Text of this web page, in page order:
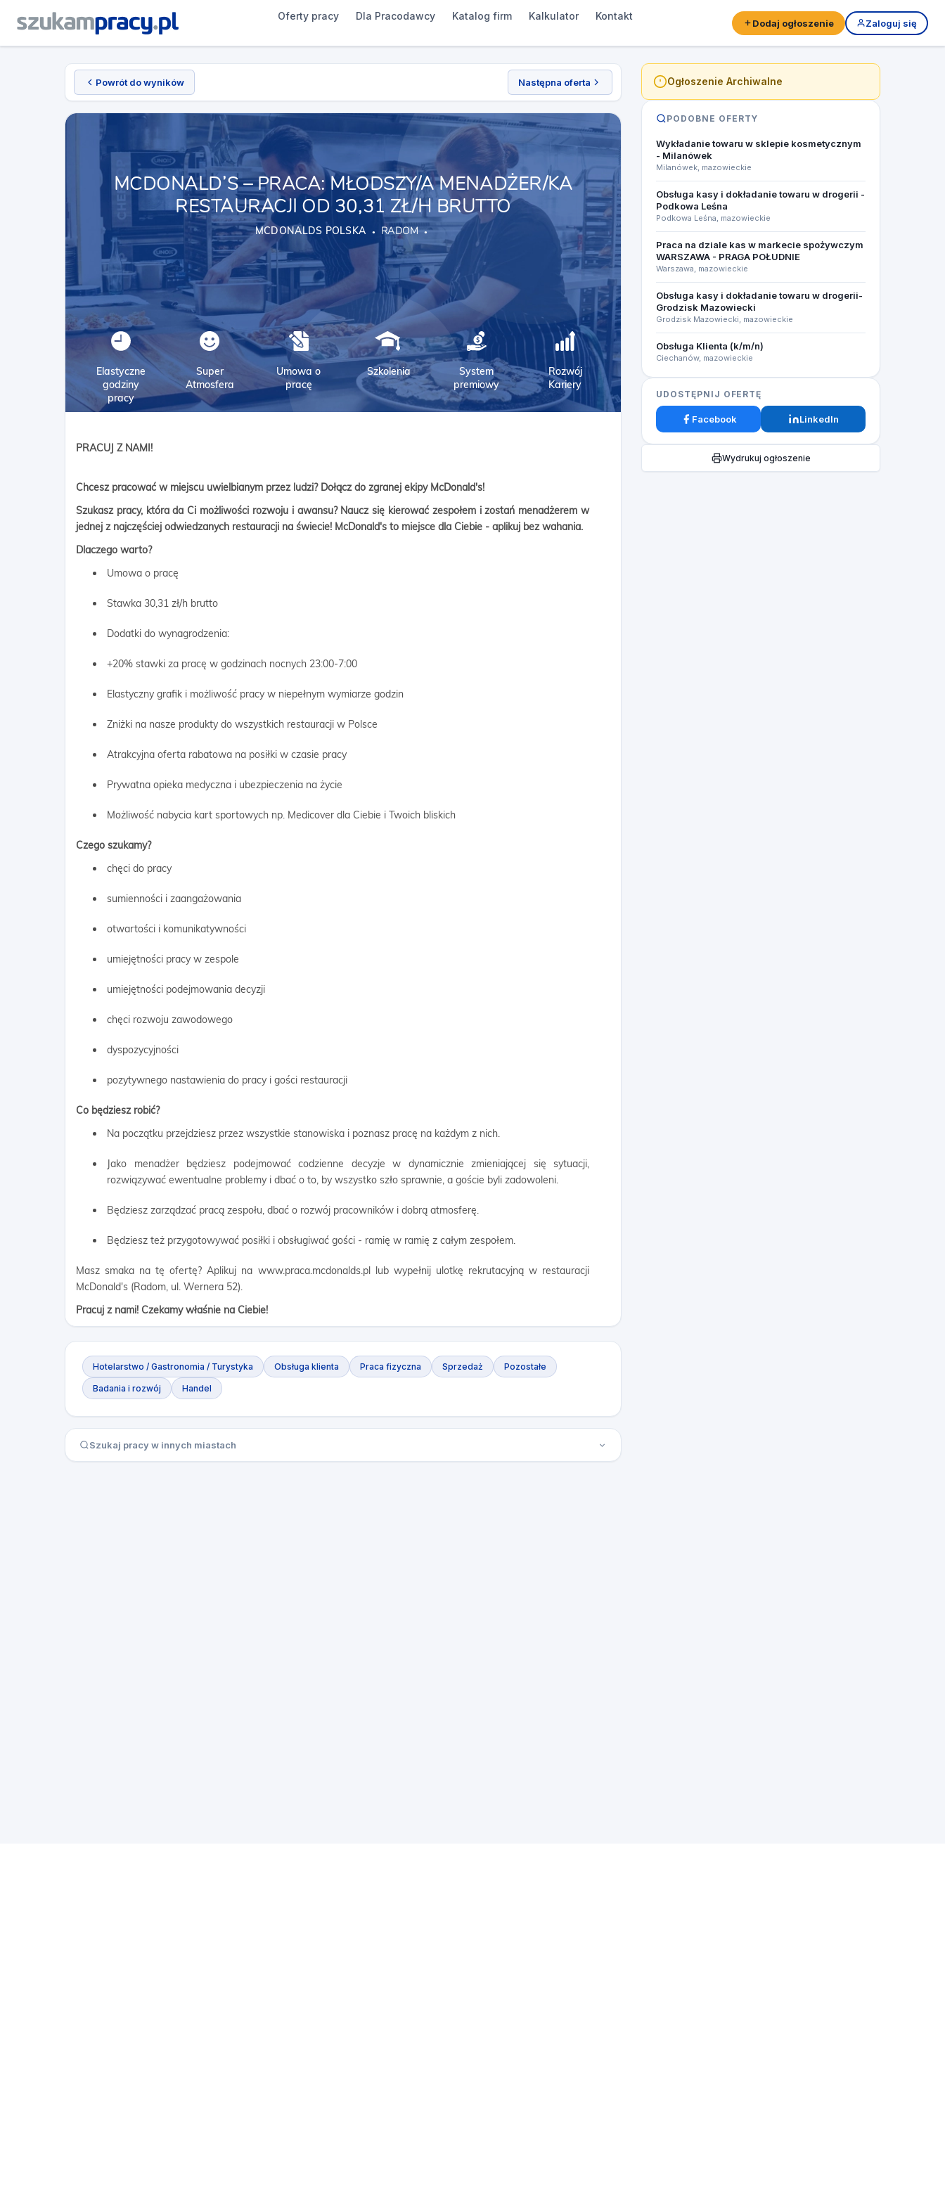
Oferty pracy Dla Pracodawcy Katalog firm Kalkulator Kontakt
Dodaj ogłoszenie Zaloguj się
Powrót do wyników Następna oferta
MCDONALD’S – PRACA: MŁODSZY/A MENADŻER/KA
RESTAURACJI OD 30,31 ZŁ/H BRUTTO
MCDONALDS POLSKA RADOM
Elastyczne
godziny
pracy
Super
Atmosfera
Umowa o
pracę
Szkolenia
System
premiowy
Rozwój
Kariery
PRACUJ Z NAMI!
Chcesz pracować w miejscu uwielbianym przez ludzi? Dołącz do zgranej ekipy McDonald's!
Szukasz pracy, która da Ci możliwości rozwoju i awansu? Naucz się kierować zespołem i zostań menadżerem w
jednej z najczęściej odwiedzanych restauracji na świecie! McDonald's to miejsce dla Ciebie - aplikuj bez wahania.
Dlaczego warto?
Umowa o pracę
Stawka 30,31 zł/h brutto
Dodatki do wynagrodzenia:
+20% stawki za pracę w godzinach nocnych 23:00-7:00
Elastyczny grafik i możliwość pracy w niepełnym wymiarze godzin
Zniżki na nasze produkty do wszystkich restauracji w Polsce
Atrakcyjna oferta rabatowa na posiłki w czasie pracy
Prywatna opieka medyczna i ubezpieczenia na życie
Możliwość nabycia kart sportowych np. Medicover dla Ciebie i Twoich bliskich
Czego szukamy?
chęci do pracy
sumienności i zaangażowania
otwartości i komunikatywności
umiejętności pracy w zespole
umiejętności podejmowania decyzji
chęci rozwoju zawodowego
dyspozycyjności
pozytywnego nastawienia do pracy i gości restauracji
Co będziesz robić?
Na początku przejdziesz przez wszystkie stanowiska i poznasz pracę na każdym z nich.
Jako menadżer będziesz podejmować codzienne decyzje w dynamicznie zmieniającej się sytuacji,
rozwiązywać ewentualne problemy i dbać o to, by wszystko szło sprawnie, a goście byli zadowoleni.
Będziesz zarządzać pracą zespołu, dbać o rozwój pracowników i dobrą atmosferę.
Będziesz też przygotowywać posiłki i obsługiwać gości - ramię w ramię z całym zespołem.
Masz smaka na tę ofertę? Aplikuj na www.praca.mcdonalds.pl lub wypełnij ulotkę rekrutacyjną w restauracji
McDonald's (Radom, ul. Wernera 52).
Pracuj z nami! Czekamy właśnie na Ciebie!
Hotelarstwo / Gastronomia / Turystyka Obsługa klienta Praca fizyczna Sprzedaż Pozostałe
Badania i rozwój Handel
Szukaj pracy w innych miastach
Ogłoszenie Archiwalne
PODOBNE OFERTY
Wykładanie towaru w sklepie kosmetycznym
- Milanówek
Milanówek, mazowieckie
Obsługa kasy i dokładanie towaru w drogerii -
Podkowa Leśna
Podkowa Leśna, mazowieckie
Praca na dziale kas w markecie spożywczym
WARSZAWA - PRAGA POŁUDNIE
Warszawa, mazowieckie
Obsługa kasy i dokładanie towaru w drogerii-
Grodzisk Mazowiecki
Grodzisk Mazowiecki, mazowieckie
Obsługa Klienta (k/m/n)
Ciechanów, mazowieckie
UDOSTĘPNIJ OFERTĘ
Facebook LinkedIn
Wydrukuj ogłoszenie